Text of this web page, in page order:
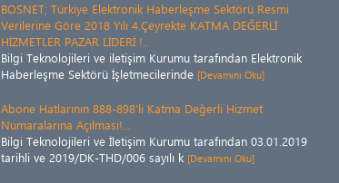
BOSNET; Türkiye Elektronik Haberleşme Sektörü Resmi
Verilerine Göre 2018 Yılı 4.Çeyrekte KATMA DEĞERLİ
HİZMETLER PAZAR LİDERİ !..
Bilgi Teknolojileri ve iletişim Kurumu tarafından Elektronik
Haberleşme Sektörü İşletmecilerinde [Devamını Oku]
Abone Hatlarının 888-898’li Katma Değerli Hizmet
Numaralarına Açılması!...
Bilgi Teknolojileri ve İletişim Kurumu tarafından 03.01.2019
tarihli ve 2019/DK-THD/006 sayılı k [Devamını Oku]